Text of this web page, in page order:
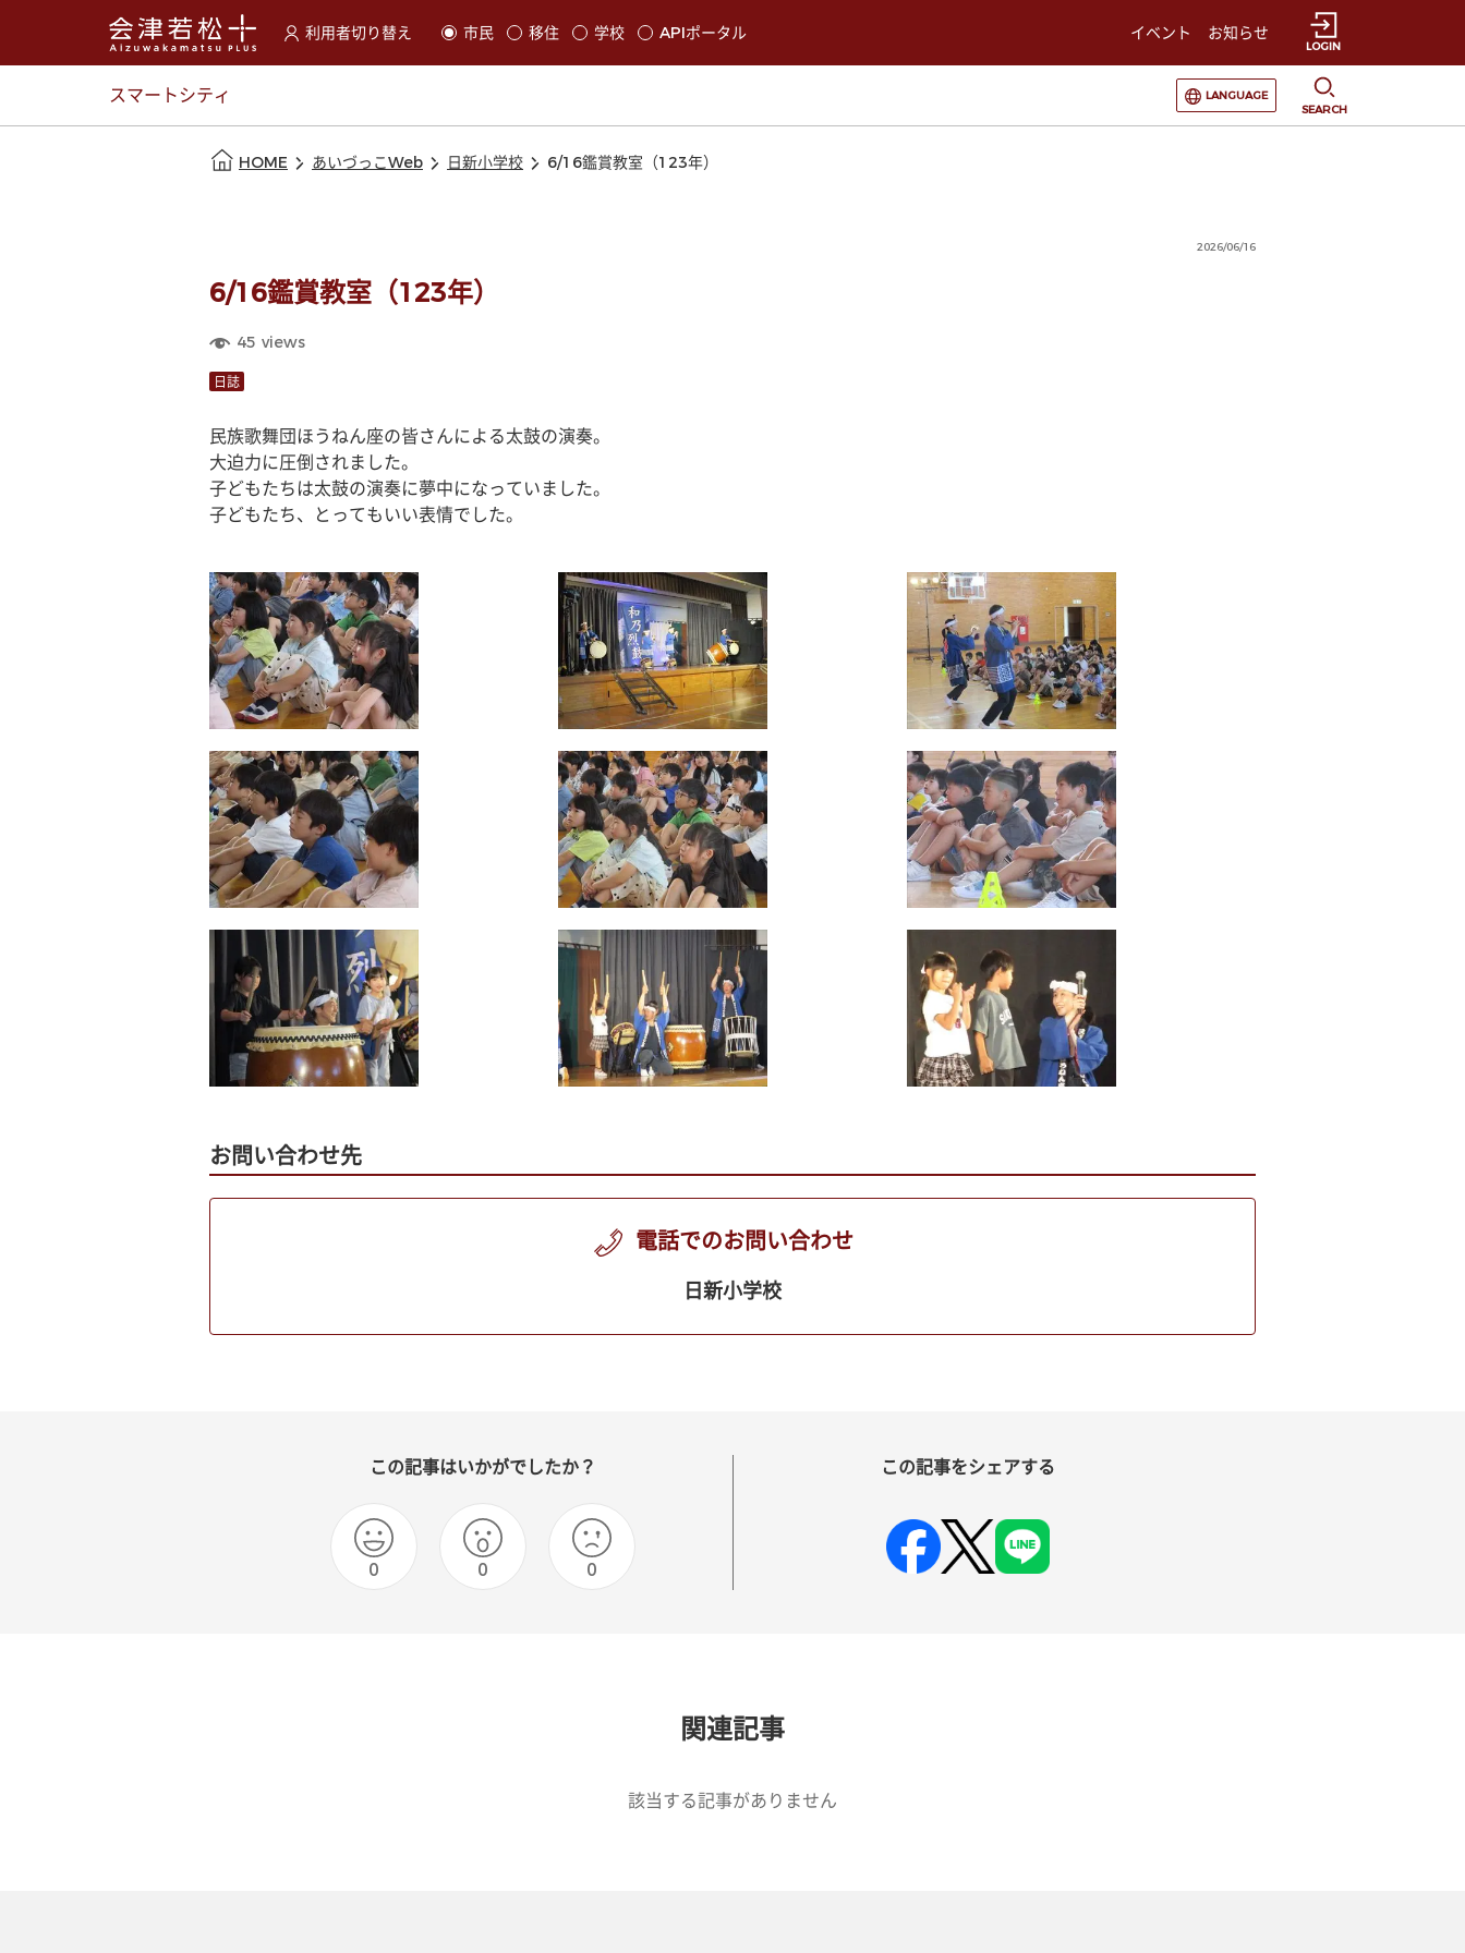
利用者切り替え
選択すると利用者の切替が発生します
市民 移住 学校 APIポータル イベント お知らせ
LOGIN
スマートシティ
選択すると言語の切替が発生します
LANGUAGE
SEARCH
HOME あいづっこWeb 日新小学校 6/16鑑賞教室（123年）
2026/06/16
6/16鑑賞教室（123年）
45 views
日誌
民族歌舞団ほうねん座の皆さんによる太鼓の演奏。
大迫力に圧倒されました。
子どもたちは太鼓の演奏に夢中になっていました。
子どもたち、とってもいい表情でした。
お問い合わせ先
電話でのお問い合わせ
日新小学校
この記事はいかがでしたか？
0 0 0
この記事をシェアする
関連記事
該当する記事がありません